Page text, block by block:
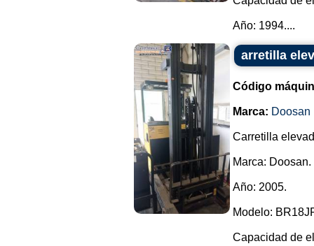
Año: 1994....
arretilla
Código
Marca: Doosan
Carretilla
Marca: Doosan.
Año: 2005.
Modelo:
Capacidad de